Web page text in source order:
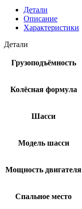
Детали
Описание
Характеристики
Детали
Грузоподъёмность
Колёсная формула
Шасси
Модель шасси
Мощность двигателя
Спальное место